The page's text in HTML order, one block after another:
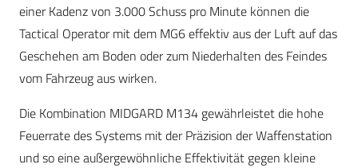
einer Kadenz von 3.000 Schuss pro Minute können die
Tactical Operator mit dem MG6 effektiv aus der Luft auf das
Geschehen am Boden oder zum Niederhalten des Feindes
vom Fahrzeug aus wirken.
Die Kombination MIDGARD M134 gewährleistet die hohe
Feuerrate des Systems mit der Präzision der Waffenstation
und so eine außergewöhnliche Effektivität gegen kleine